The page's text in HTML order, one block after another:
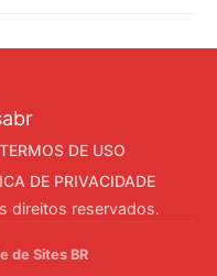
TERMOS DE USO
DE PRIVACIDADE
direitos reservados.
de Sites BR